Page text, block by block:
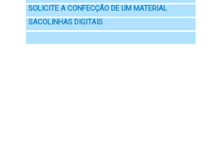
SOLICITE A CONFECÇÃO DE UM MATERIAL
SACOLINHAS DIGITAIS